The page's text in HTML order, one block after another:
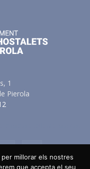
1
Pierola
millorar els nostres
que accepta el seu